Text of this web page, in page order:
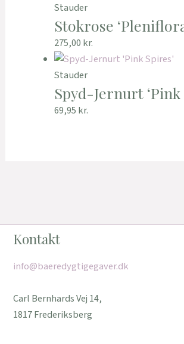
Stauder
Stokrose
275,00 kr.
Stauder
Spyd-Jernurt ‘Pink
69,95 kr.
Kontakt
info@baeredygtigegaver.dk
Carl Bernhards Vej 14,
1817 Frederiksberg